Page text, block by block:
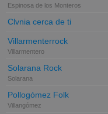
Espinosa de los Monteros
Clvnia cerca de ti
Villarmenterrock
Villarmentero
Solarana Rock
Solarana
Pollogómez Folk
Villangómez